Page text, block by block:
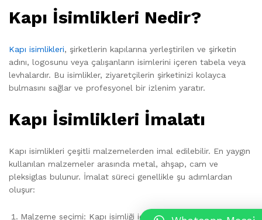
Kapı İsimlikleri Nedir?
Kapı isimlikleri, şirketlerin kapılarına yerleştirilen ve şirketin
adını, logosunu veya çalışanların isimlerini içeren tabela veya
levhalardır. Bu isimlikler, ziyaretçilerin şirketinizi kolayca
bulmasını sağlar ve profesyonel bir izlenim yaratır.
Kapı İsimlikleri İmalatı
Kapı isimlikleri çeşitli malzemelerden imal edilebilir. En yaygın
kullanılan malzemeler arasında metal, ahşap, cam ve
pleksiglas bulunur. İmalat süreci genellikle şu adımlardan
oluşur:
Malzeme seçimi: Kapı isimliği için uygun malzeme seçimi